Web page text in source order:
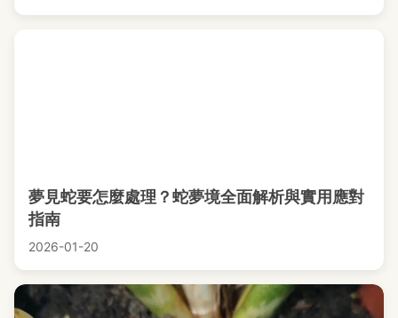
夢見蛇要怎麼處理？蛇夢境全面解析與實用應對
指南
2026-01-20